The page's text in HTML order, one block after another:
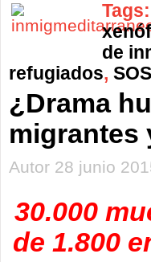
Tags:
de
refugiados,
¿Drama
migrantes
Autor 28 junio
30.000
de 1.800